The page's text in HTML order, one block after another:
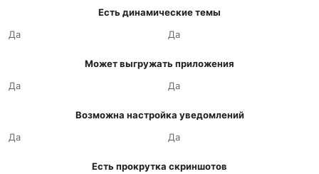
Есть динамические темы
Да
Да
Может выгружать приложения
Да
Да
Возможна настройка уведомлений
Да
Да
Есть прокрутка скриншотов